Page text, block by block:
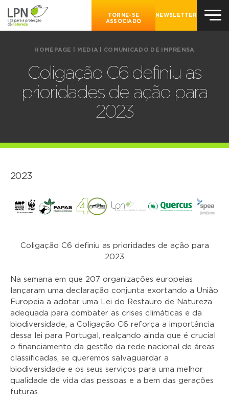
TORNE-SE
ASSOCIADO
NEWSLETTER
HOMEPAGE MEDIA COMUNICADO DE IMPRENSA
Coligação C6 definiu as
prioridades de ação para
2023
2023
Coligação C6 definiu as prioridades de ação para
2023
Na semana em que 207 organizações europeias
lançaram uma declaração conjunta exortando a União
Europeia a adotar uma Lei do Restauro de Natureza
adequada para combater as crises climáticas e da
biodiversidade, a Coligação C6 reforça a importância
dessa lei para Portugal, realçando ainda que é crucial
o financiamento da gestão da rede nacional de áreas
classificadas, se queremos salvaguardar a
biodiversidade e os seus serviços para uma melhor
qualidade de vida das pessoas e a bem das gerações
futuras.